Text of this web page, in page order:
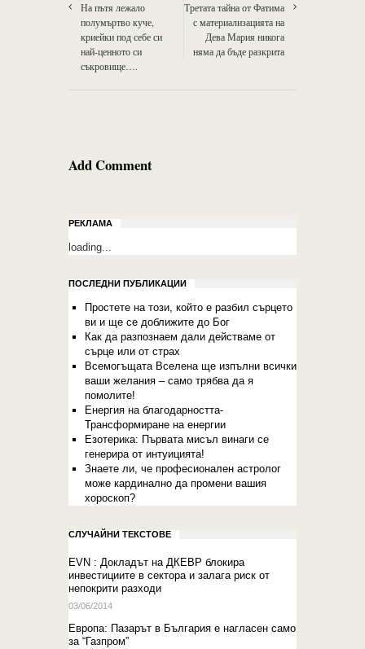
На пътя лежало
полумъртво куче,
криейки под себе си
най-ценното си
съкровище….
Третата тайна от Фатима
с материализацията на
Дева Мария никога
няма да бъде разкрита
Add Comment
РЕКЛАМА
loading...
ПОСЛЕДНИ ПУБЛИКАЦИИ
Простете на този, който е разбил сърцето
ви и ще се доближите до Бог
Как да разпознаем дали действаме от
сърце или от страх
Всемогъщата Вселена ще изпълни всички
ваши желания – само трябва да я
помолите!
Енергия на благодарността-
Трансформиране на енергии
Езотерика: Първата мисъл винаги се
генерира от интуицията!
Знаете ли, че професионален астролог
може кардинално да промени вашия
хороскоп?
СЛУЧАЙНИ ТЕКСТОВЕ
EVN : Докладът на ДКЕВР блокира
инвестициите в сектора и залага риск от
непокрити разходи
03/06/2014
Европа: Пазарът в България е нагласен само
за “Газпром”